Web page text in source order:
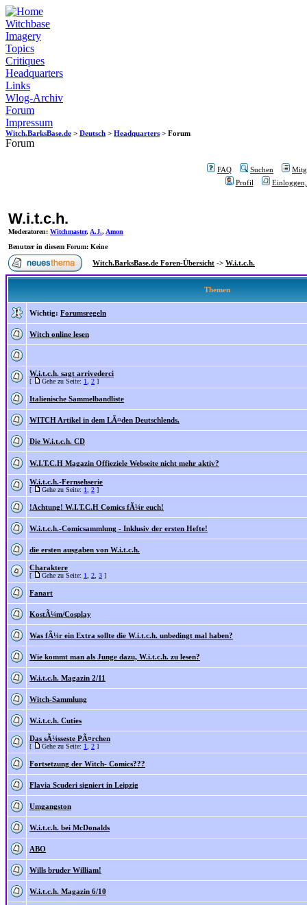
Witchbase
Imagery
Topics
Critiques
Headquarters
Links
Wlog-Archiv
Forum
Impressum
Witch.BarksBase.de > Deutsch > Headquarters > Forum
Forum
FAQ Suchen
Profil
W.i.t.c.h.
Moderatoren: Witchmaster, A.J., Amon
Benutzer in diesem Forum: Keine
Witch.BarksBase.de Foren-Übersicht -> W.i.t.c.h.
Themen
Wichtig: Forumsregeln
Witch online lesen
W.i.t.c.h. sagt arrivederci
[ Gehe zu Seite: 1 2 ]
Italienische Sammelbandliste
WITCH Artikel in dem LÃ¤den Deutschlends.
Die W.i.t.c.h. CD
W.I.T.C.H Magazin Offieziele Webseite nicht mehr aktiv?
W.i.t.c.h.-Fernsehserie
[ Gehe zu Seite: 1 2 ]
!Achtung! W.I.T.C.H Comics fÃ¼r euch!
W.i.t.c.h.-Comicsammlung - Inklusiv der ersten Hefte!
die ersten ausgaben von W.i.t.c.h.
Charaktere
[ Gehe zu Seite: 1 2 3 ]
Fanart
KostÃ¼m/Cosplay
Was fÃ¼r ein Extra sollte die W.i.t.c.h. unbedingt mal haben?
Wie kommt man als Junge dazu, W.i.t.c.h. zu lesen?
W.i.t.c.h. Magazin 2/11
Witch-Sammlung
W.i.t.c.h. Cuties
Das sÃ¼sseste PÃ¤rchen
[ Gehe zu Seite: 1 2 ]
Fortsetzung der Witch- Comics???
Flavia Scuderi signiert in Leipzig
Umgangston
W.i.t.c.h. bei McDonalds
ABO
Wills bruder William!
W.i.t.c.h. Magazin 6/10